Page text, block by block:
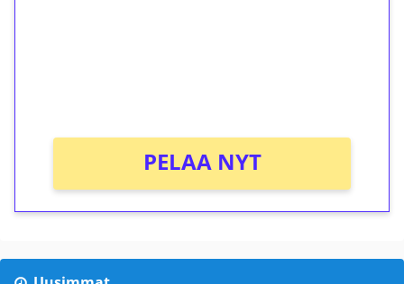
PELAA NYT